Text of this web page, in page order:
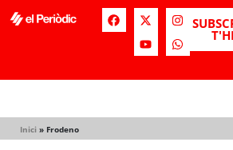
T'HI
Inici » Frodeno